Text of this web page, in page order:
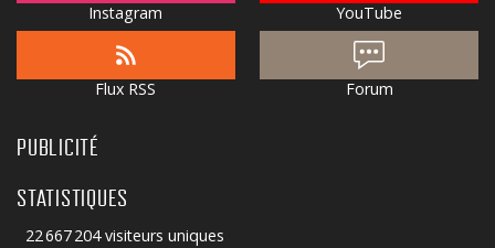
Instagram YouTube
Flux RSS Forum
PUBLICITÉ
STATISTIQUES
22 667 204 visiteurs uniques